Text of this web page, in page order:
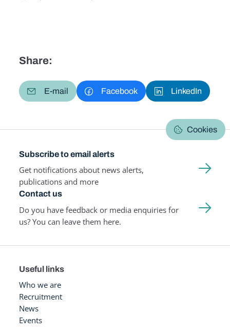
Share:
E-mail Facebook LinkedIn
Cookies
Subscribe to email alerts
Get notifications about news alerts,
publications and more
Contact us
Do you have feedback or media enquiries for
us? You can leave them here.
Useful links
Who we are
Recruitment
News
Events